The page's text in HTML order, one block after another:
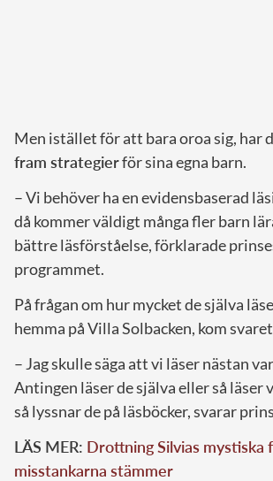
Men istället för att bara oroa sig, har
fram strategierför sina egna barn.
– Vi behöver ha en evidensbaserad
då kommer väldigt många fler barn
bättre läsförståelse, förklarade
programmet.
På frågan om hur mycket de själva
hemma på Villa Solbacken, kom
– Jag skulle säga att vi läser nästan
Antingen läser de själva eller så läser
så lyssnar de på läsböcker, svarar
LÄS MER: Drottning Silvias mystiska
misstankarna stämmer